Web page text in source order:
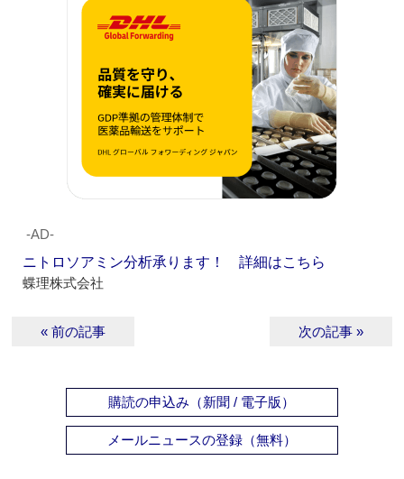
‐AD‐
ニトロソアミン分析承ります！ 詳細はこちら
蝶理株式会社
« 前の記事 次の記事 »
購読の申込み（新聞 / 電子版）
メールニュースの登録（無料）